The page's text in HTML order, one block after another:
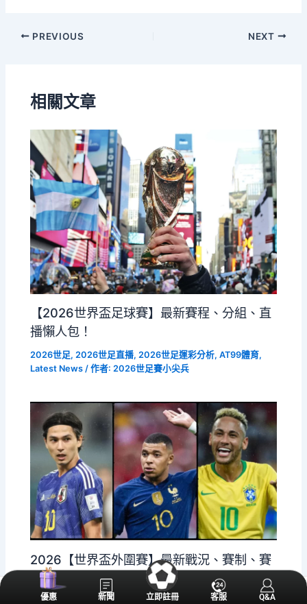
優惠 新聞 立即註冊 客服 Q&A
PREVIOUS NEXT
相關文章
【2026世界盃足球賽】最新賽程、分組、直
播懶人包！
2026世足,2026世足直播,2026世足運彩分析,AT99體育,
Latest News / 作者:2026世足賽小尖兵
2026【世界盃外圍賽】最新戰況、賽制、賽
程一次看！
2026世足 2026世足直播 2026世足運彩分析,Latest News
優惠
帳務
提存
客服
我的